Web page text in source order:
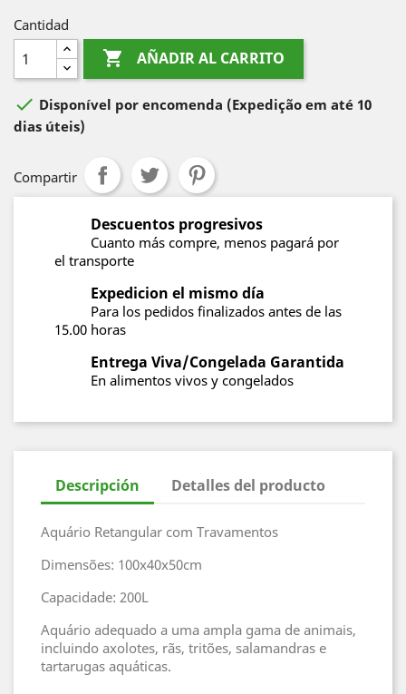
Cantidad
 AÑADIR AL CARRITO
 Disponível por encomenda (Expedição em até 10
dias úteis)
Compartir
Descuentos progresivos
Cuanto más compre, menos pagará por
el transporte
Expedicion el mismo día
Para los pedidos finalizados antes de las
15.00 horas
Entrega Viva/Congelada Garantida
En alimentos vivos y congelados
Descripción Detalles del producto
Aquário Retangular com Travamentos
Dimensões: 100x40x50cm
Capacidade: 200L
Aquário adequado a uma ampla gama de animais,
incluindo axolotes, rãs, tritões, salamandras e
tartarugas aquáticas.